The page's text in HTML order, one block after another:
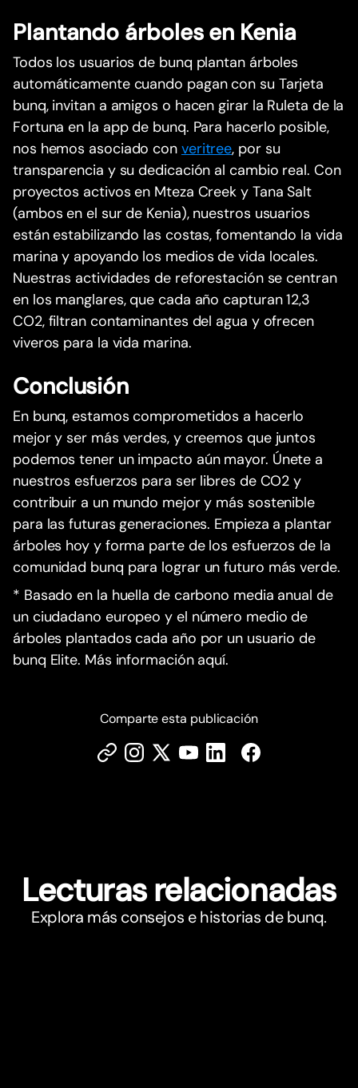
Plantando árboles en Kenia
Todos los usuarios de bunq plantan árboles
automáticamente cuando pagan con su Tarjeta
bunq, invitan a amigos o hacen girar la Ruleta de la
Fortuna en la app de bunq. Para hacerlo posible,
nos hemos asociado con veritree, por su
transparencia y su dedicación al cambio real. Con
proyectos activos en Mteza Creek y Tana Salt
(ambos en el sur de Kenia), nuestros usuarios
están estabilizando las costas, fomentando la vida
marina y apoyando los medios de vida locales.
Nuestras actividades de reforestación se centran
en los manglares, que cada año capturan 12,3
CO2, filtran contaminantes del agua y ofrecen
viveros para la vida marina.
Conclusión
En bunq, estamos comprometidos a hacerlo
mejor y ser más verdes, y creemos que juntos
podemos tener un impacto aún mayor. Únete a
nuestros esfuerzos para ser libres de CO2 y
contribuir a un mundo mejor y más sostenible
para las futuras generaciones. Empieza a plantar
árboles hoy y forma parte de los esfuerzos de la
comunidad bunq para lograr un futuro más verde.
* Basado en la huella de carbono media anual de
un ciudadano europeo y el número medio de
árboles plantados cada año por un usuario de
bunq Elite. Más información aquí.
Comparte esta publicación
Lecturas relacionadas
Explora más consejos e historias de bunq.